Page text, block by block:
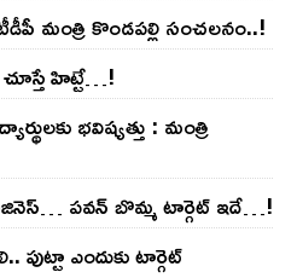
మంత్రి కొండ‌ప‌ల్లి సంచ‌ల‌నం..!
హిట్టే…!
భ‌విష్య‌త్తు : మంత్రి
బిజినెస్‌… ప‌వ‌న్ బొమ్మ టార్గెట్ ఇదే…!
పుట్టా ఎందుకు టార్గెట్